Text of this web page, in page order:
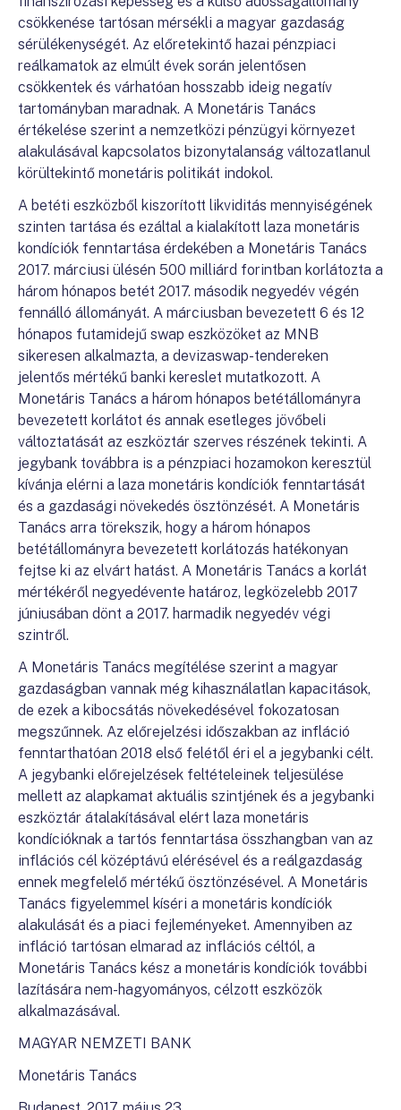
csökkenése tartósan mérsékli a magyar gazdaság
sérülékenységét. Az előretekintő hazai pénzpiaci
reálkamatok az elmúlt évek során jelentősen
csökkentek és várhatóan hosszabb ideig negatív
tartományban maradnak. A Monetáris Tanács
értékelése szerint a nemzetközi pénzügyi környezet
alakulásával kapcsolatos bizonytalanság változatlanul
körültekintő monetáris politikát indokol.
A betéti eszközből kiszorított likviditás mennyiségének
szinten tartása és ezáltal a kialakított laza monetáris
kondíciók fenntartása érdekében a Monetáris Tanács
2017. márciusi ülésén 500 milliárd forintban korlátozta a
három hónapos betét 2017. második negyedév végén
fennálló állományát. A márciusban bevezetett 6 és 12
hónapos futamidejű swap eszközöket az MNB
sikeresen alkalmazta, a devizaswap-tendereken
jelentős mértékű banki kereslet mutatkozott. A
Monetáris Tanács a három hónapos betétállományra
bevezetett korlátot és annak esetleges jövőbeli
változtatását az eszköztár szerves részének tekinti. A
jegybank továbbra is a pénzpiaci hozamokon keresztül
kívánja elérni a laza monetáris kondíciók fenntartását
és a gazdasági növekedés ösztönzését. A Monetáris
Tanács arra törekszik, hogy a három hónapos
betétállományra bevezetett korlátozás hatékonyan
fejtse ki az elvárt hatást. A Monetáris Tanács a korlát
mértékéről negyedévente határoz, legközelebb 2017
júniusában dönt a 2017. harmadik negyedév végi
szintről.
A Monetáris Tanács megítélése szerint a magyar
gazdaságban vannak még kihasználatlan kapacitások,
de ezek a kibocsátás növekedésével fokozatosan
megszűnnek. Az előrejelzési időszakban az infláció
fenntarthatóan 2018 első felétől éri el a jegybanki célt.
A jegybanki előrejelzések feltételeinek teljesülése
mellett az alapkamat aktuális szintjének és a jegybanki
eszköztár átalakításával elért laza monetáris
kondícióknak a tartós fenntartása összhangban van az
inflációs cél középtávú elérésével és a reálgazdaság
ennek megfelelő mértékű ösztönzésével. A Monetáris
Tanács figyelemmel kíséri a monetáris kondíciók
alakulását és a piaci fejleményeket. Amennyiben az
infláció tartósan elmarad az inflációs céltól, a
Monetáris Tanács kész a monetáris kondíciók további
lazítására nem-hagyományos, célzott eszközök
alkalmazásával.
MAGYAR NEMZETI BANK
Monetáris Tanács